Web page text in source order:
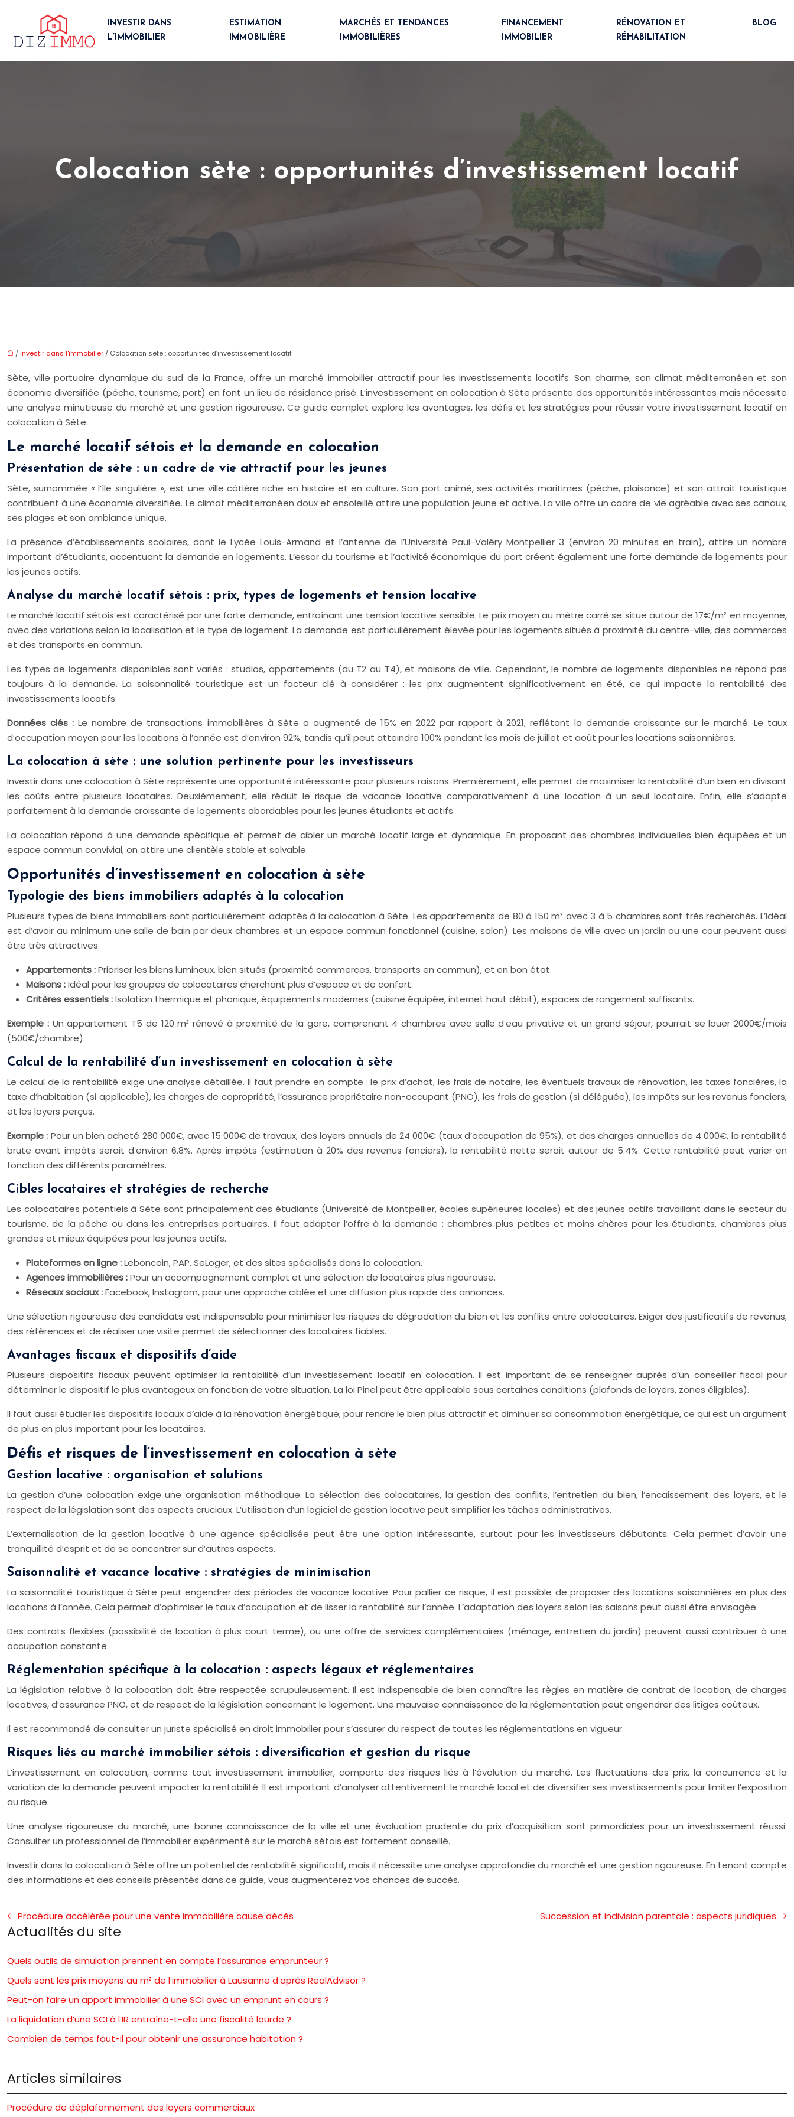
INVESTIR DANS
L’IMMOBILIER
ESTIMATION
IMMOBILIÈRE
MARCHÉS ET TENDANCES
IMMOBILIÈRES
FINANCEMENT
IMMOBILIER
RÉNOVATION ET
RÉHABILITATION
BLOG
Colocation sète : opportunités d’investissement locatif
/ Investir dans l'immobilier / Colocation sète : opportunités d’investissement locatif
Sète, ville portuaire dynamique du sud de la France, offre un marché immobilier attractif pour les investissements locatifs. Son charme, son climat méditerranéen et son
économie diversifiée (pêche, tourisme, port) en font un lieu de résidence prisé. L’investissement en colocation à Sète présente des opportunités intéressantes mais nécessite
une analyse minutieuse du marché et une gestion rigoureuse. Ce guide complet explore les avantages, les défis et les stratégies pour réussir votre investissement locatif en
colocation à Sète.
Le marché locatif sétois et la demande en colocation
Présentation de sète : un cadre de vie attractif pour les jeunes
Sète, surnommée « l’île singulière », est une ville côtière riche en histoire et en culture. Son port animé, ses activités maritimes (pêche, plaisance) et son attrait touristique
contribuent à une économie diversifiée. Le climat méditerranéen doux et ensoleillé attire une population jeune et active. La ville offre un cadre de vie agréable avec ses canaux,
ses plages et son ambiance unique.
La présence d’établissements scolaires, dont le Lycée Louis-Armand et l’antenne de l’Université Paul-Valéry Montpellier 3 (environ 20 minutes en train), attire un nombre
important d’étudiants, accentuant la demande en logements. L’essor du tourisme et l’activité économique du port créent également une forte demande de logements pour
les jeunes actifs.
Analyse du marché locatif sétois : prix, types de logements et tension locative
Le marché locatif sétois est caractérisé par une forte demande, entraînant une tension locative sensible. Le prix moyen au mètre carré se situe autour de 17€/m² en moyenne,
avec des variations selon la localisation et le type de logement. La demande est particulièrement élevée pour les logements situés à proximité du centre-ville, des commerces
et des transports en commun.
Les types de logements disponibles sont variés : studios, appartements (du T2 au T4), et maisons de ville. Cependant, le nombre de logements disponibles ne répond pas
toujours à la demande. La saisonnalité touristique est un facteur clé à considérer : les prix augmentent significativement en été, ce qui impacte la rentabilité des
investissements locatifs.
Données clés :Le nombre de transactions immobilières à Sète a augmenté de 15% en 2022 par rapport à 2021, reflétant la demande croissante sur le marché. Le taux
d’occupation moyen pour les locations à l’année est d’environ 92%, tandis qu’il peut atteindre 100% pendant les mois de juillet et août pour les locations saisonnières.
La colocation à sète : une solution pertinente pour les investisseurs
Investir dans une colocation à Sète représente une opportunité intéressante pour plusieurs raisons. Premièrement, elle permet de maximiser la rentabilité d’un bien en divisant
les coûts entre plusieurs locataires. Deuxièmement, elle réduit le risque de vacance locative comparativement à une location à un seul locataire. Enfin, elle s’adapte
parfaitement à la demande croissante de logements abordables pour les jeunes étudiants et actifs.
La colocation répond à une demande spécifique et permet de cibler un marché locatif large et dynamique. En proposant des chambres individuelles bien équipées et un
espace commun convivial, on attire une clientèle stable et solvable.
Opportunités d’investissement en colocation à sète
Typologie des biens immobiliers adaptés à la colocation
Plusieurs types de biens immobiliers sont particulièrement adaptés à la colocation à Sète. Les appartements de 80 à 150 m² avec 3 à 5 chambres sont très recherchés. L’idéal
est d’avoir au minimum une salle de bain par deux chambres et un espace commun fonctionnel (cuisine, salon). Les maisons de ville avec un jardin ou une cour peuvent aussi
être très attractives.
Appartements :Prioriser les biens lumineux, bien situés (proximité commerces, transports en commun), et en bon état.
Maisons :Idéal pour les groupes de colocataires cherchant plus d’espace et de confort.
Critères essentiels :Isolation thermique et phonique, équipements modernes (cuisine équipée, internet haut débit), espaces de rangement suffisants.
Exemple : Un appartement T5 de 120 m² rénové à proximité de la gare, comprenant 4 chambres avec salle d’eau privative et un grand séjour, pourrait se louer 2000€/mois
(500€/chambre).
Calcul de la rentabilité d’un investissement en colocation à sète
Le calcul de la rentabilité exige une analyse détaillée. Il faut prendre en compte : le prix d’achat, les frais de notaire, les éventuels travaux de rénovation, les taxes foncières, la
taxe d’habitation (si applicable), les charges de copropriété, l’assurance propriétaire non-occupant (PNO), les frais de gestion (si déléguée), les impôts sur les revenus fonciers,
et les loyers perçus.
Exemple : Pour un bien acheté 280 000€, avec 15 000€ de travaux, des loyers annuels de 24 000€ (taux d’occupation de 95%), et des charges annuelles de 4 000€, la rentabilité
brute avant impôts serait d’environ 6.8%. Après impôts (estimation à 20% des revenus fonciers), la rentabilité nette serait autour de 5.4%. Cette rentabilité peut varier en
fonction des différents paramètres.
Cibles locataires et stratégies de recherche
Les colocataires potentiels à Sète sont principalement des étudiants (Université de Montpellier, écoles supérieures locales) et des jeunes actifs travaillant dans le secteur du
tourisme, de la pêche ou dans les entreprises portuaires. Il faut adapter l’offre à la demande : chambres plus petites et moins chères pour les étudiants, chambres plus
grandes et mieux équipées pour les jeunes actifs.
Plateformes en ligne :Leboncoin, PAP, SeLoger, et des sites spécialisés dans la colocation.
Agences immobilières :Pour un accompagnement complet et une sélection de locataires plus rigoureuse.
Réseaux sociaux :Facebook, Instagram, pour une approche ciblée et une diffusion plus rapide des annonces.
Une sélection rigoureuse des candidats est indispensable pour minimiser les risques de dégradation du bien et les conflits entre colocataires. Exiger des justificatifs de revenus,
des références et de réaliser une visite permet de sélectionner des locataires fiables.
Avantages fiscaux et dispositifs d’aide
Plusieurs dispositifs fiscaux peuvent optimiser la rentabilité d’un investissement locatif en colocation. Il est important de se renseigner auprès d’un conseiller fiscal pour
déterminer le dispositif le plus avantageux en fonction de votre situation. La loi Pinel peut être applicable sous certaines conditions (plafonds de loyers, zones éligibles).
Il faut aussi étudier les dispositifs locaux d’aide à la rénovation énergétique, pour rendre le bien plus attractif et diminuer sa consommation énergétique, ce qui est un argument
de plus en plus important pour les locataires.
Défis et risques de l’investissement en colocation à sète
Gestion locative : organisation et solutions
La gestion d’une colocation exige une organisation méthodique. La sélection des colocataires, la gestion des conflits, l’entretien du bien, l’encaissement des loyers, et le
respect de la législation sont des aspects cruciaux. L’utilisation d’un logiciel de gestion locative peut simplifier les tâches administratives.
L’externalisation de la gestion locative à une agence spécialisée peut être une option intéressante, surtout pour les investisseurs débutants. Cela permet d’avoir une
tranquillité d’esprit et de se concentrer sur d’autres aspects.
Saisonnalité et vacance locative : stratégies de minimisation
La saisonnalité touristique à Sète peut engendrer des périodes de vacance locative. Pour pallier ce risque, il est possible de proposer des locations saisonnières en plus des
locations à l’année. Cela permet d’optimiser le taux d’occupation et de lisser la rentabilité sur l’année. L’adaptation des loyers selon les saisons peut aussi être envisagée.
Des contrats flexibles (possibilité de location à plus court terme), ou une offre de services complémentaires (ménage, entretien du jardin) peuvent aussi contribuer à une
occupation constante.
Réglementation spécifique à la colocation : aspects légaux et réglementaires
La législation relative à la colocation doit être respectée scrupuleusement. Il est indispensable de bien connaître les règles en matière de contrat de location, de charges
locatives, d’assurance PNO, et de respect de la législation concernant le logement. Une mauvaise connaissance de la réglementation peut engendrer des litiges coûteux.
Il est recommandé de consulter un juriste spécialisé en droit immobilier pour s’assurer du respect de toutes les réglementations en vigueur.
Risques liés au marché immobilier sétois : diversification et gestion du risque
L’investissement en colocation, comme tout investissement immobilier, comporte des risques liés à l’évolution du marché. Les fluctuations des prix, la concurrence et la
variation de la demande peuvent impacter la rentabilité. Il est important d’analyser attentivement le marché local et de diversifier ses investissements pour limiter l’exposition
au risque.
Une analyse rigoureuse du marché, une bonne connaissance de la ville et une évaluation prudente du prix d’acquisition sont primordiales pour un investissement réussi.
Consulter un professionnel de l’immobilier expérimenté sur le marché sétois est fortement conseillé.
Investir dans la colocation à Sète offre un potentiel de rentabilité significatif, mais il nécessite une analyse approfondie du marché et une gestion rigoureuse. En tenant compte
des informations et des conseils présentés dans ce guide, vous augmenterez vos chances de succès.
Procédure accélérée pour une vente immobilière cause décès Succession et indivision parentale : aspects juridiques
Actualités du site
Quels outils de simulation prennent en compte l’assurance emprunteur ?
Quels sont les prix moyens au m² de l’immobilier à Lausanne d’après RealAdvisor ?
Peut-on faire un apport immobilier à une SCI avec un emprunt en cours ?
La liquidation d’une SCI à l’IR entraîne-t-elle une fiscalité lourde ?
Combien de temps faut-il pour obtenir une assurance habitation ?
Articles similaires
Procédure de déplafonnement des loyers commerciaux